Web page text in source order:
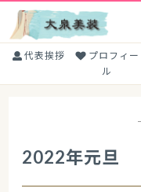
ツ
代表挨拶
プロフィー
ル
2022年元旦